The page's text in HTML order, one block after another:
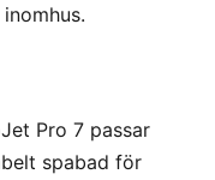
Pro 7 passar
spabad för